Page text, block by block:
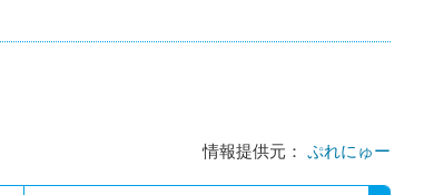
情報提供元： ぷれにゅー